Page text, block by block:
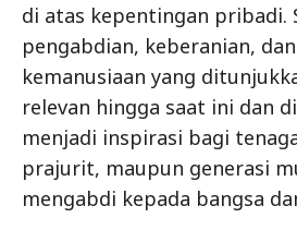
di atas kepentingan pribadi.
pengabdian, keberanian,
kemanusiaan yang
relevan hingga saat ini dan
menjadi inspirasi bagi
prajurit, maupun generasi
mengabdi kepada bangsa